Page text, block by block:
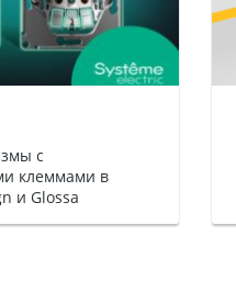
с
клеммами в
и Glossa